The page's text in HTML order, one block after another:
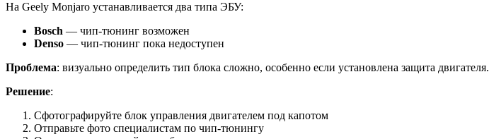
На Geely Monjaro устанавливается два типа ЭБУ:
Bosch — чип-тюнинг возможен
Denso — чип-тюнинг пока недоступен
Проблема: визуально определить тип блока сложно, особенно если установлена защита двигателя.
Решение:
Сфотографируйте блок управления двигателем под капотом
Отправьте фото специалистам по чип-тюнингу